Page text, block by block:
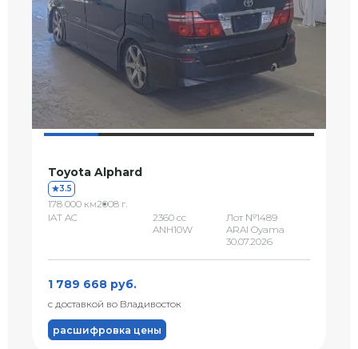
Toyota Alphard
3.5
178 000 км2008 г.
IAT AC
2360 сс
ANH10W
Лот №1489
ARAI Oyama
30.07.2026
1 789 668 руб.
с доставкой во Владивосток
расшифровка цены